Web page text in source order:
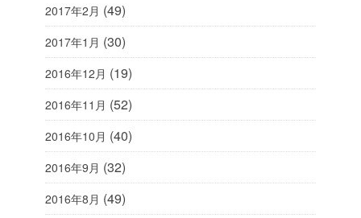
2017年2月 (49)
2017年1月 (30)
2016年12月 (19)
2016年11月 (52)
2016年10月 (40)
2016年9月 (32)
2016年8月 (49)